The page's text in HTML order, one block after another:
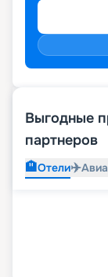
Выгодные
партнеров
🏨Отели✈️